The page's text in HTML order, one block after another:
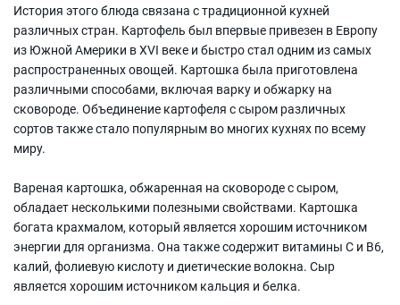
История этого блюда связана с традиционной кухней
различных стран. Картофель был впервые привезен в Европу
из Южной Америки в XVI веке и быстро стал одним из самых
распространенных овощей. Картошка была приготовлена
различными способами, включая варку и обжарку на
сковороде. Объединение картофеля с сыром различных
сортов также стало популярным во многих кухнях по всему
миру.
Вареная картошка, обжаренная на сковороде с сыром,
обладает несколькими полезными свойствами. Картошка
богата крахмалом, который является хорошим источником
энергии для организма. Она также содержит витамины С и В6,
калий, фолиевую кислоту и диетические волокна. Сыр
является хорошим источником кальция и белка.